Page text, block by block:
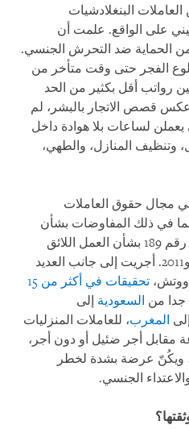
البنغلادشيات
على الواقع. علمت أن
من الحماية ضد التحرش الجنسي.
الفجر حتى وقت متأخر من
رواتب أقل بكثير من الحد
عكس قصص الاتجار بالبشر، لم
يعملن لساعات بلا هوادة داخل
وتنظيف المنازل، والطهي،
مجال حقوق العاملات
من 20 سنة ، بما في ذلك المفاوضات بشأن
"اتفاقية منظمة العمل الدولية رقم 189 بشأن العمل اللائق
للعاملين المنزليين" في 2010 و2011. أجريت إلى جانب العديد
تحقيقات في أكثر من 15
جدا من السعودية إلى
المغرب، للعاملات المنزليات
مقابل أجر ضئيل أو دون أجر،
ويكُنّ عرضة بشدة لخطر
الجنسي.